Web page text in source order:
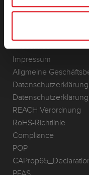
Standorte & Kontakt
Infoservice
Impressum
Allgmeine
Datenschutzerklärung
REACH Verordnung
RoHS-Richtlinie
Compliance
POP